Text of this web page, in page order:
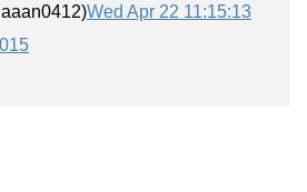
Wed Apr 22 11:15:13